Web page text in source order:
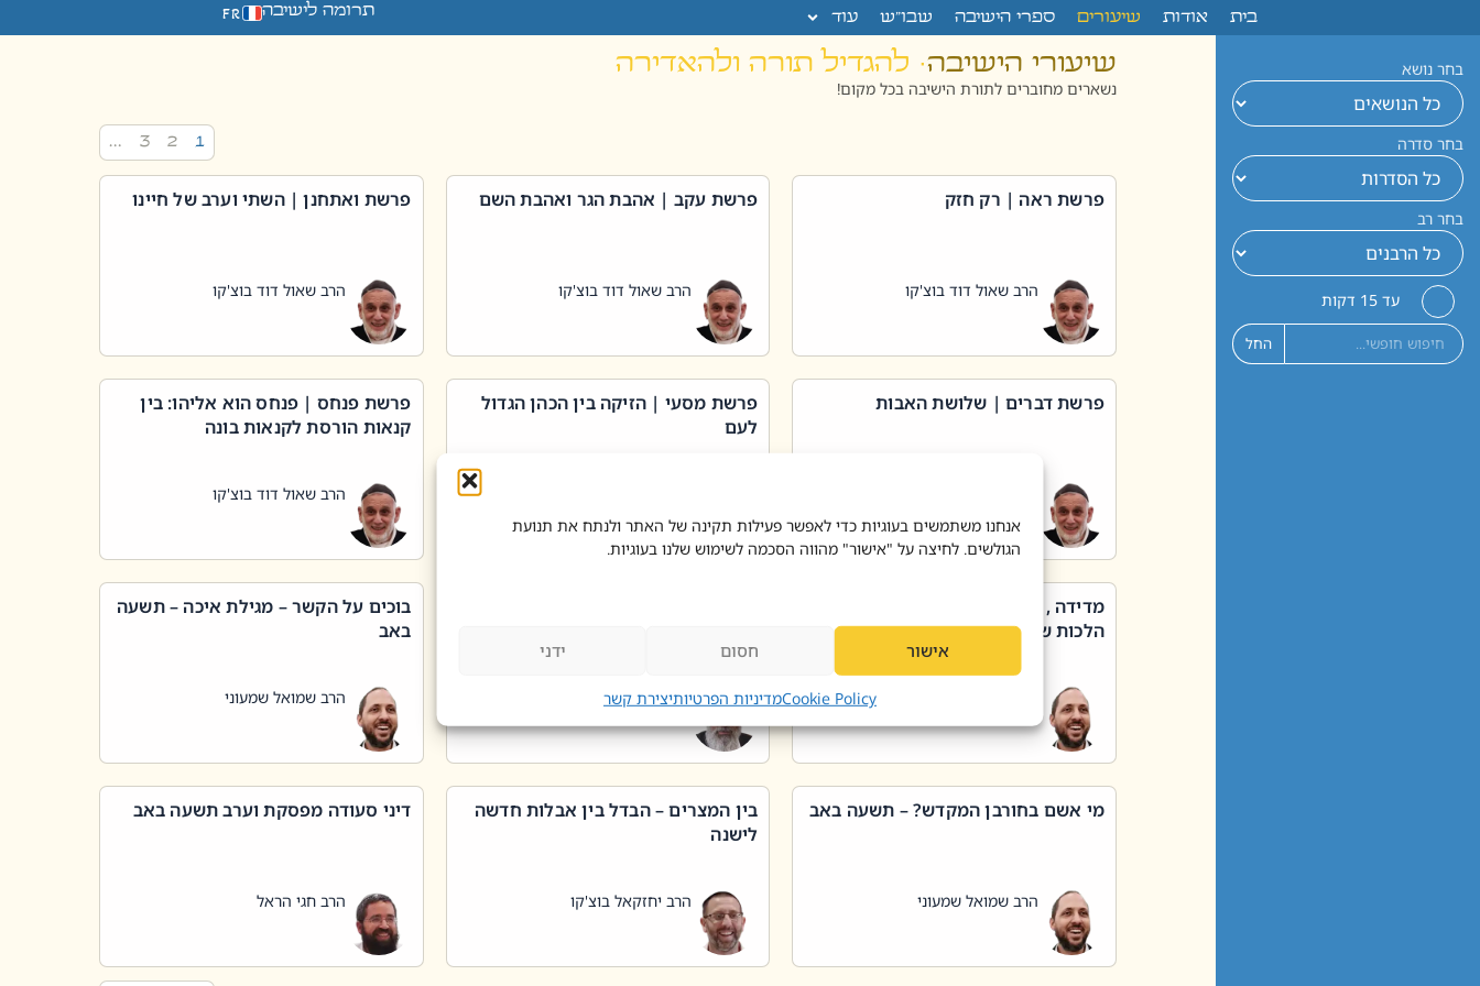
אנחנו משתמשים בעוגיות כדי לאפשר פעילות תקינה של האתר ולנתח את תנועת
הגולשים. לחיצה על "אישור" מהווה הסכמה לשימוש שלנו בעוגיות.
אישור חסום ידני
Cookie Policyמדיניות הפרטיותיצירת קשר
בית אודות שיעורים ספרי הישיבה שבו”ש עוד תרומה לישיבה FR
בחר נושא
בחר סדרה
בחר רב
עד 15 דקות
החל
שיעורי הישיבה· להגדיל תורה ולהאדירה
נשארים מחוברים לתורת הישיבה בכל מקום!
1
2
3
…
פרשת ראה | רק חזק
הרב שאול דוד בוצ'קו
פרשת עקב | אהבת הגר ואהבת השם
הרב שאול דוד בוצ'קו
פרשת ואתחנן | השתי וערב של חיינו
הרב שאול דוד בוצ'קו
פרשת דברים | שלושת האבות
פרשת מסעי | הזיקה בין הכהן הגדול
לעם
פרשת פנחס | פנחס הוא אליהו: בין
קנאות הורסת לקנאות בונה
הרב שאול דוד בוצ'קו
מדידה , קניה , שטיפת כלים בשבת –
הלכות שבת – סימן שכג
הרב יאיר בידני
בוכים על הקשר – מגילת איכה – תשעה
באב
הרב שמואל שמעוני
מי אשם בחורבן המקדש? – תשעה באב
הרב שמואל שמעוני
בין המצרים – הבדל בין אבלות חדשה
לישנה
הרב יחזקאל בוצ'קו
דיני סעודה מפסקת וערב תשעה באב
הרב חגי הראל